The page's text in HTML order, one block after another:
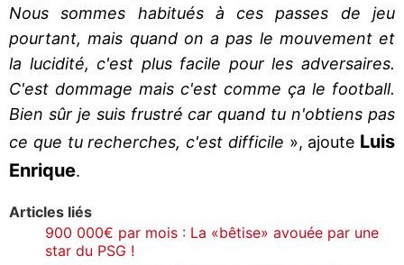
Nous sommes habitués à ces passes de jeu
pourtant, mais quand on a pas le mouvement et
la lucidité, c'est plus facile pour les adversaires.
C'est dommage mais c'est comme ça le football.
Bien sûr je suis frustré car quand tu n'obtiens pas
ce que tu recherches, c'est difficile », ajoute Luis
Enrique.
Articles liés
900 000€ par mois : La «bêtise» avouée par une
star du PSG !